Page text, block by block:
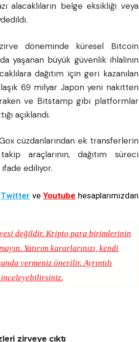
alacaklıların belge eksikliği veya
döneminde küresel Bitcoin
yaşanan büyük güvenlik ihlalinin
dağıtım için geri kazanılan
69 milyar Japon yeni nakitten
ve Bitstamp gibi platformlar
açıklandı.
cüzdanlarından ek transferlerin
araçlarının, dağıtım süreci
ediliyor.
Twitter ve Youtubehesaplarımızdan
değildir. Kripto para birimlerinin
Yatırım kararlarınızı, kendi
vermeniz önerilir. Ayrıntılı
inceleyebilirsiniz.
zirveye çıktı